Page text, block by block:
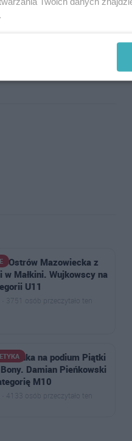
Ostrów Mazowiecka z
w Małkini. Wujkowscy na
U11
· 3751 osób przeczytało ten
na podium Piątki
Damian Pieńkowski
M10
4133 osób przeczytało ten